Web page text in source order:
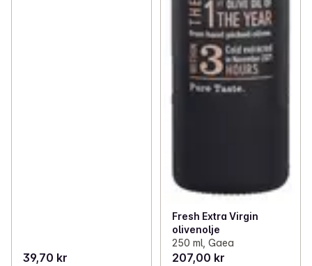
39,70 kr
Fresh Extra Virgin
olivenolje
250 ml, Gaea
207,00 kr